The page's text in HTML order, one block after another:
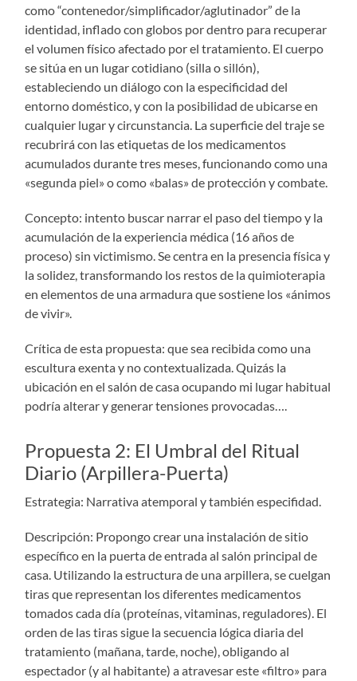
como “contenedor/simplificador/aglutinador” de la
identidad, inflado con globos por dentro para recuperar
el volumen físico afectado por el tratamiento. El cuerpo
se sitúa en un lugar cotidiano (silla o sillón),
estableciendo un diálogo con la especificidad del
entorno doméstico, y con la posibilidad de ubicarse en
cualquier lugar y circunstancia. La superficie del traje se
recubrirá con las etiquetas de los medicamentos
acumulados durante tres meses, funcionando como una
«segunda piel» o como «balas» de protección y combate.
Concepto: intento buscar narrar el paso del tiempo y la
acumulación de la experiencia médica (16 años de
proceso) sin victimismo. Se centra en la presencia física y
la solidez, transformando los restos de la quimioterapia
en elementos de una armadura que sostiene los «ánimos
de vivir».
Crítica de esta propuesta: que sea recibida como una
escultura exenta y no contextualizada. Quizás la
ubicación en el salón de casa ocupando mi lugar habitual
podría alterar y generar tensiones provocadas….
Propuesta 2: El Umbral del Ritual
Diario (Arpillera-Puerta)
Estrategia: Narrativa atemporal y también especifidad.
Descripción: Propongo crear una instalación de sitio
específico en la puerta de entrada al salón principal de
casa. Utilizando la estructura de una arpillera, se cuelgan
tiras que representan los diferentes medicamentos
tomados cada día (proteínas, vitaminas, reguladores). El
orden de las tiras sigue la secuencia lógica diaria del
tratamiento (mañana, tarde, noche), obligando al
espectador (y al habitante) a atravesar este «filtro» para